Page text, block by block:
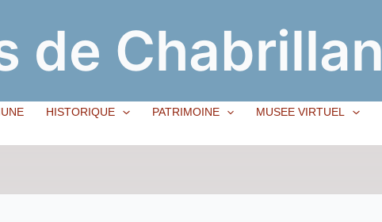
de Chabrillan
HISTORIQUE PATRIMOINE MUSEE VIRTUEL